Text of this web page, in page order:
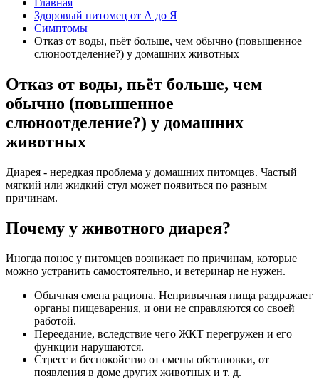
Главная
Здоровый питомец от А до Я
Симптомы
Отказ от воды, пьёт больше, чем обычно (повышенное
слюноотделение?) у домашних животных
Отказ от воды, пьёт больше, чем
обычно (повышенное
слюноотделение?) у домашних
животных
Диарея - нередкая проблема у домашних питомцев. Частый
мягкий или жидкий стул может появиться по разным
причинам.
Почему у животного диарея?
Иногда понос у питомцев возникает по причинам, которые
можно устранить самостоятельно, и ветеринар не нужен.
Обычная смена рациона. Непривычная пища раздражает
органы пищеварения, и они не справляются со своей
работой.
Переедание, вследствие чего ЖКТ перегружен и его
функции нарушаются.
Стресс и беспокойство от смены обстановки, от
появления в доме других животных и т. д.